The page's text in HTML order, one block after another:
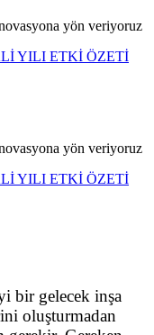
yön veriyoruz
YILI ETKİ ÖZETİ
yön veriyoruz
YILI ETKİ ÖZETİ
bir gelecek inşa
oluşturmadan